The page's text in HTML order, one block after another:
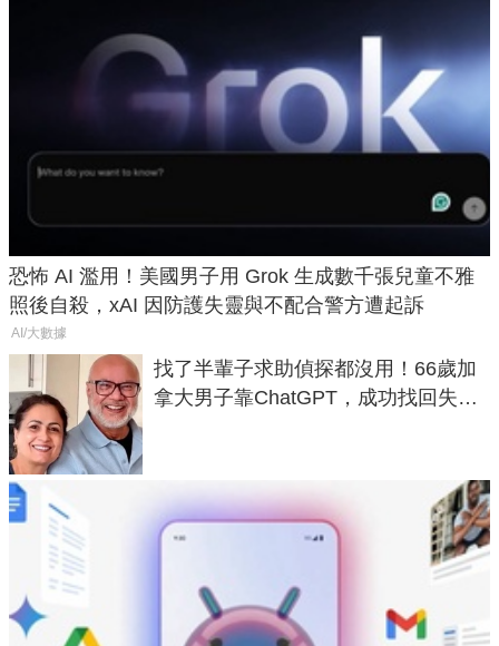
恐怖 AI 濫用！美國男子用 Grok 生成數千張兒童不雅
照後自殺，xAI 因防護失靈與不配合警方遭起訴
AI/大數據
找了半輩子求助偵探都沒用！66歲加
拿大男子靠ChatGPT，成功找回失散